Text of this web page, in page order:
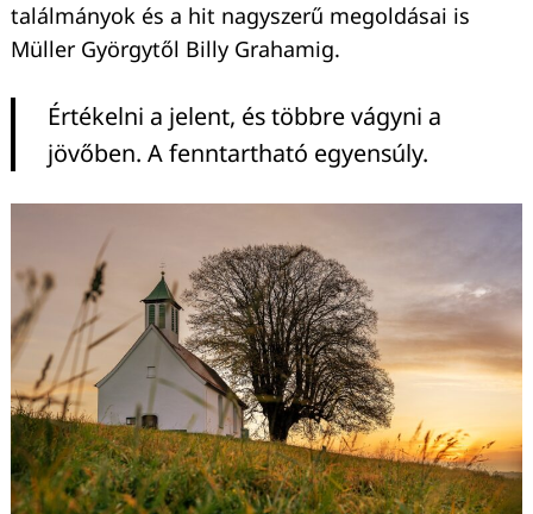
találmányok és a hit nagyszerű megoldásai is
Müller Györgytől Billy Grahamig.
Értékelni a jelent, és többre vágyni a
jövőben. A fenntartható egyensúly.